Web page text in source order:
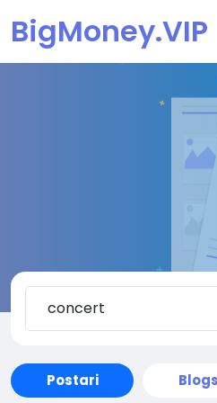
BigMoney.VIP
Postari Blogs